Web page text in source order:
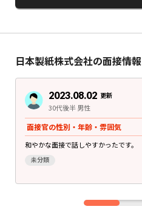
日本製紙株式会社の面接情報
2023.08.02 更新
30代後半 男性
面接官の性別・年齢・雰囲気
和やかな面接で話しやすかったです。
未分類